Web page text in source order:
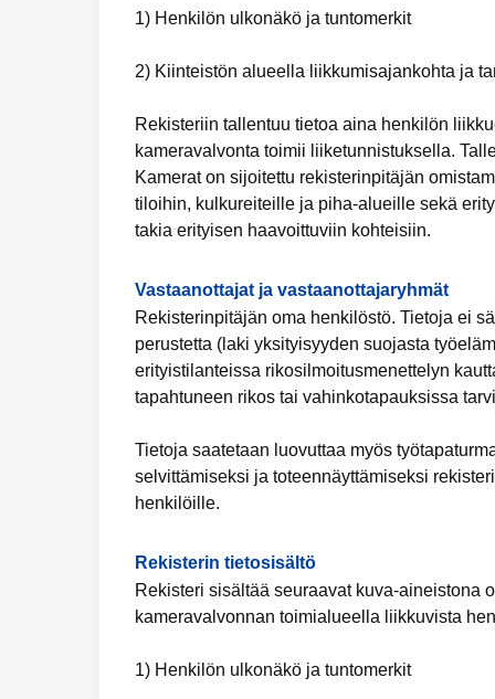
1) Henkilön ulkonäkö ja tuntomerkit
2) Kiinteistön alueella liikkumisajankohta ja
Rekisteriin tallentuu tietoa aina henkilön
kameravalvonta toimii liiketunnistuksella.
Kamerat on sijoitettu rekisterinpitäjän
tiloihin, kulkureiteille ja piha-alueille sekä
takia erityisen haavoittuviin kohteisiin.
Vastaanottajat ja vastaanottajaryhmät
Rekisterinpitäjän oma henkilöstö. Tietoja ei
perustetta (laki yksityisyyden suojasta
erityistilanteissa rikosilmoitusmenettelyn
tapahtuneen rikos tai vahinkotapauksissa
Tietoja saatetaan luovuttaa myös
selvittämiseksi ja toteennäyttämiseksi
henkilöille.
Rekisterin tietosisältö
Rekisteri sisältää seuraavat kuva-aineistona
kameravalvonnan toimialueella liikkuvista
1) Henkilön ulkonäkö ja tuntomerkit